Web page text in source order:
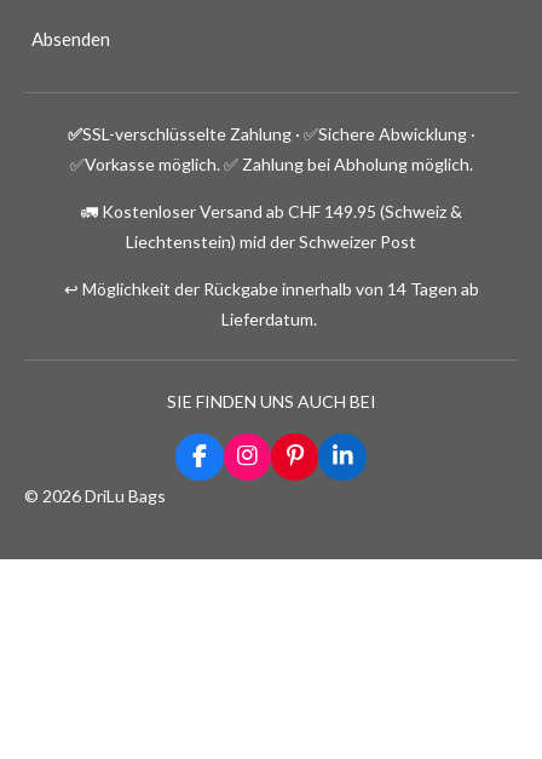
Absenden
✅SSL-verschlüsselte Zahlung · ✅Sichere Abwicklung ·
✅Vorkasse möglich. ✅ Zahlung bei Abholung möglich.
🚛 Kostenloser Versand ab CHF 149.95 (Schweiz &
Liechtenstein) mid der Schweizer Post
↩️ Möglichkeit der Rückgabe innerhalb von 14 Tagen ab
Lieferdatum.
SIE FINDEN UNS AUCH BEI
F
a
I
n
P
i
L
i
© 2026 DriLu Bags